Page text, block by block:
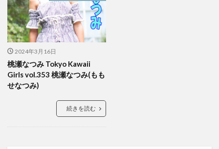
2024年3月16日
桃瀬なつみ Tokyo Kawaii
Girls vol.353 桃瀬なつみ(もも
せなつみ)
続きを読む